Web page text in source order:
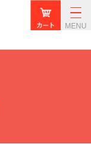
MENU